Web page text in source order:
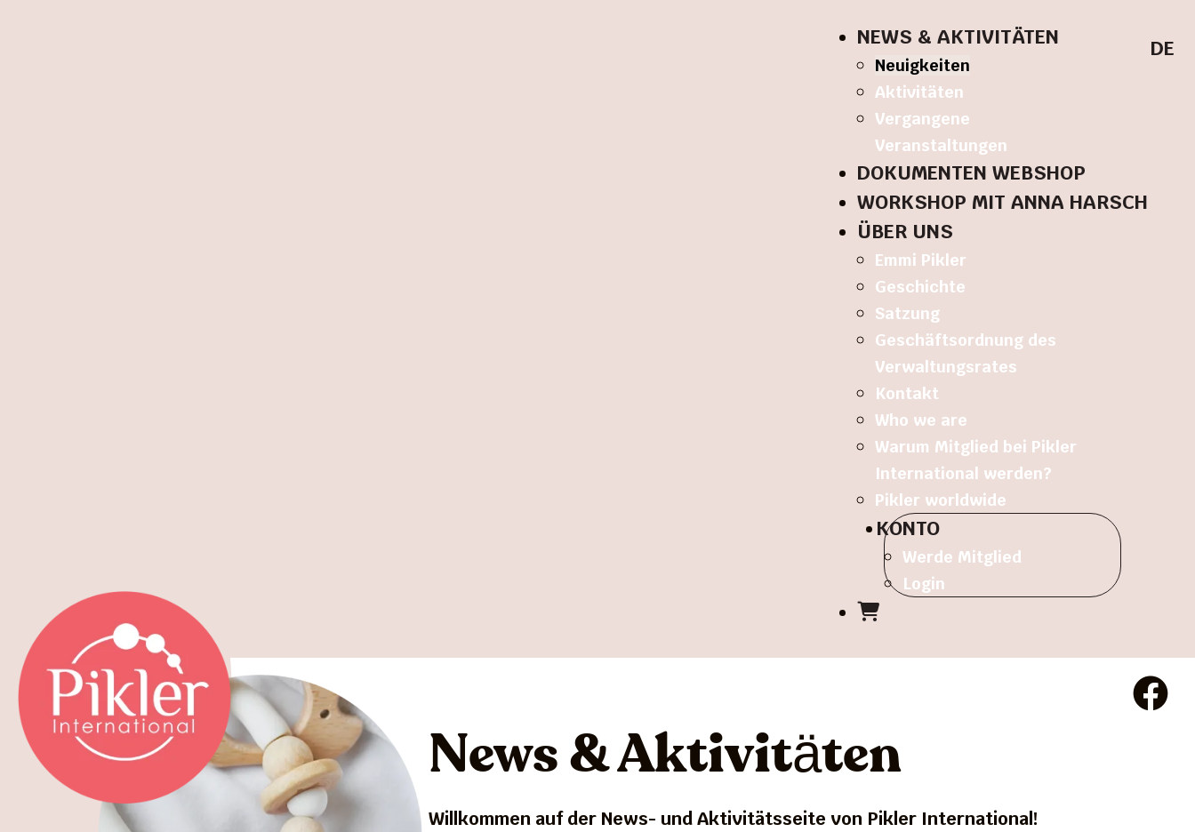
NEWS & AKTIVITÄTEN
Neuigkeiten
Aktivitäten
Vergangene
Veranstaltungen
DOKUMENTEN WEBSHOP
WORKSHOP MIT ANNA HARSCH
ÜBER UNS
Emmi Pikler
Geschichte
Satzung
Geschäftsordnung des
Verwaltungsrates
Kontakt
Who we are
Warum Mitglied bei Pikler
International werden?
Pikler worldwide
KONTO
Werde Mitglied
Login
DE
News & Aktivitäten
Willkommen auf der News- und Aktivitätsseite von Pikler International!